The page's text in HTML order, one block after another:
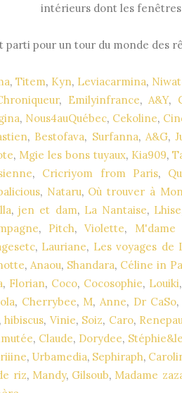
intérieurs dont les
parti pour un tour du monde des
, Titem, Kyn, Leviacarmina,
, Emilyinfrance,A&Y,
, Nous4auQuébec, Cekoline,
, Bestofava, Surfanna, A&G,
, Mgie les bons tuyaux, Kia909,
, Cricriyom from Paris,
, Nataru, Où trouver à
,jen et dam, La Nantaise, Lhise
, Pitch,Violette, M'dame
, Lauriane, Les voyages de
,Anaou, Shandara, Céline in
, Florian, Coco, Cocosophie, Louiki,
, Cherrybee, M, Anne, Dr CaSo,
,hibiscus, Vinie, Soiz, Caro,
, Claude, Dorydee,
, Urbamedia, Sephiraph,
riz, Mandy, Gilsoub, Madame